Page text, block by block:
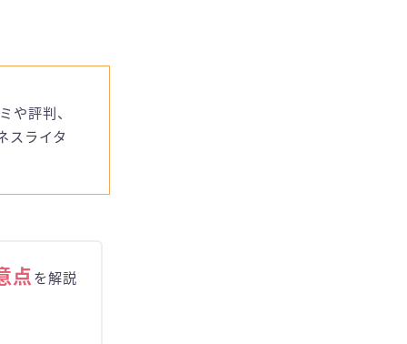
や評判、
スライタ
点 を解説